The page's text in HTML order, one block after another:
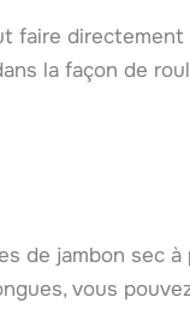
faire directement
la façon de
de jambon sec
vous